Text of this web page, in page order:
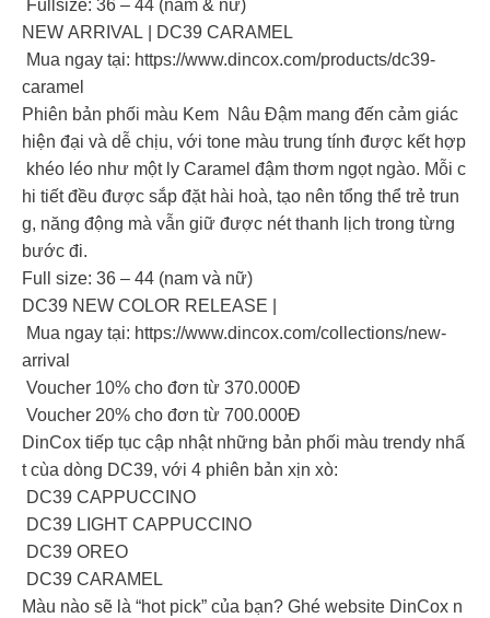
Fullsize: 36 – 44 (nam & nữ)
NEW ARRIVAL | DC39 CARAMEL
Mua ngay tại: https://www.dincox.com/products/dc39-
caramel
Phiên bản phối màu Kem Nâu Đậm mang đến cảm giác
hiện đại và dễ chịu, với tone màu trung tính được kết hợp
khéo léo như một ly Caramel đậm thơm ngọt ngào. Mỗi c
hi tiết đều được sắp đặt hài hoà, tạo nên tổng thể trẻ trun
g, năng động mà vẫn giữ được nét thanh lịch trong từng
bước đi.
️Full size: 36 – 44 (nam và nữ)
DC39 NEW COLOR RELEASE |
Mua ngay tại: https://www.dincox.com/collections/new-
arrival
Voucher 10% cho đơn từ 370.000Đ
Voucher 20% cho đơn từ 700.000Đ
DinCox tiếp tục cập nhật những bản phối màu trendy nhấ
t cùa dòng DC39, với 4 phiên bản xịn xò:
️ DC39 CAPPUCCINO
​️ DC39 LIGHT CAPPUCCINO
️ DC39 OREO
️ DC39 CARAMEL
Màu nào sẽ là “hot pick” của bạn? Ghé website DinCox n